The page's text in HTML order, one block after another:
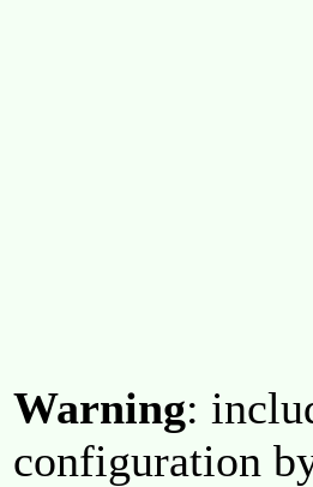
Warning:
configuration